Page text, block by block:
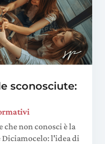
sconosciute:
che non conosci è la
l'idea di